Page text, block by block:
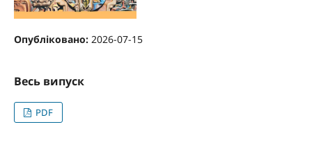
Опубліковано: 2026-07-15
Весь випуск
PDF